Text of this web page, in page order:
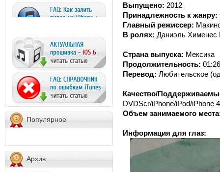
Популярное
Архив
Выпущено: 2012
Принадлежность к жанру:
Главный режиссер:
В ролях: Даниэль
Страна выпуска: Мексика
Продолжительность:
Перевод: Любительское
Качество/
DVDScr/iPhone/iPod/iPhone
Объем занимаемого
Информация для глаз: